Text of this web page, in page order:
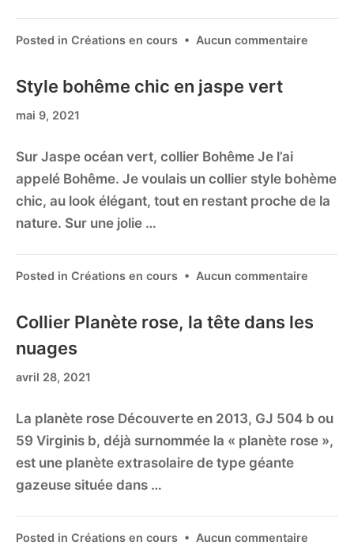
Posted in Créations en cours • Aucun commentaire
Style bohême chic en jaspe vert
mai 9, 2021
Sur Jaspe océan vert, collier Bohême Je l’ai
appelé Bohême. Je voulais un collier style bohème
chic, au look élégant, tout en restant proche de la
nature. Sur une jolie …
Posted in Créations en cours • Aucun commentaire
Collier Planète rose, la tête dans les
nuages
avril 28, 2021
La planète rose Découverte en 2013, GJ 504 b ou
59 Virginis b, déjà surnommée la « planète rose »,
est une planète extrasolaire de type géante
gazeuse située dans …
Posted in Créations en cours • Aucun commentaire